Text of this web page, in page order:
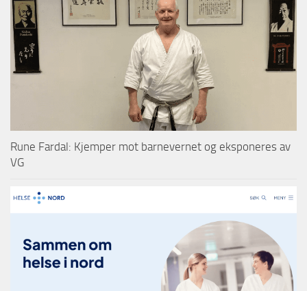
Rune Fardal: Kjemper mot barnevernet og eksponeres av
VG